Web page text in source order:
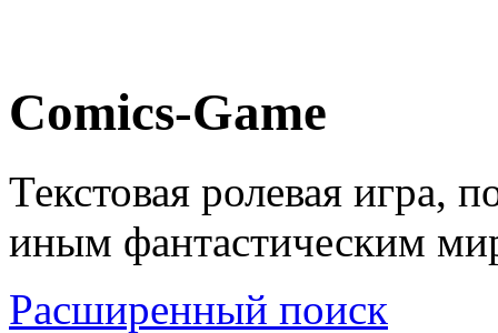
Comics-Game
Текстовая ролевая игра,
иным фантастическим
Расширенный поиск